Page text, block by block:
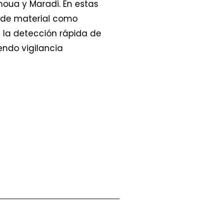
y Maradi. En estas
material como
detección rápida de
vigilancia